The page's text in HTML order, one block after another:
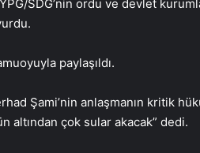
SDG’nin ordu ve devlet
paylaşıldı.
Şami’nin anlaşmanın kritik
altından çok sular akacak” dedi.